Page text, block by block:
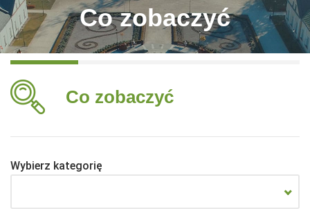
Co zobaczyć
Co zobaczyć
Wybierz kategorię